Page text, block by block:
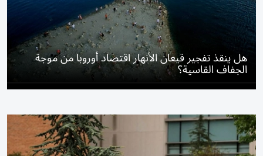
هل ينقذ تفجير قيعان الأنهار اقتصاد أوروبا من موجة
الجفاف القاسية؟